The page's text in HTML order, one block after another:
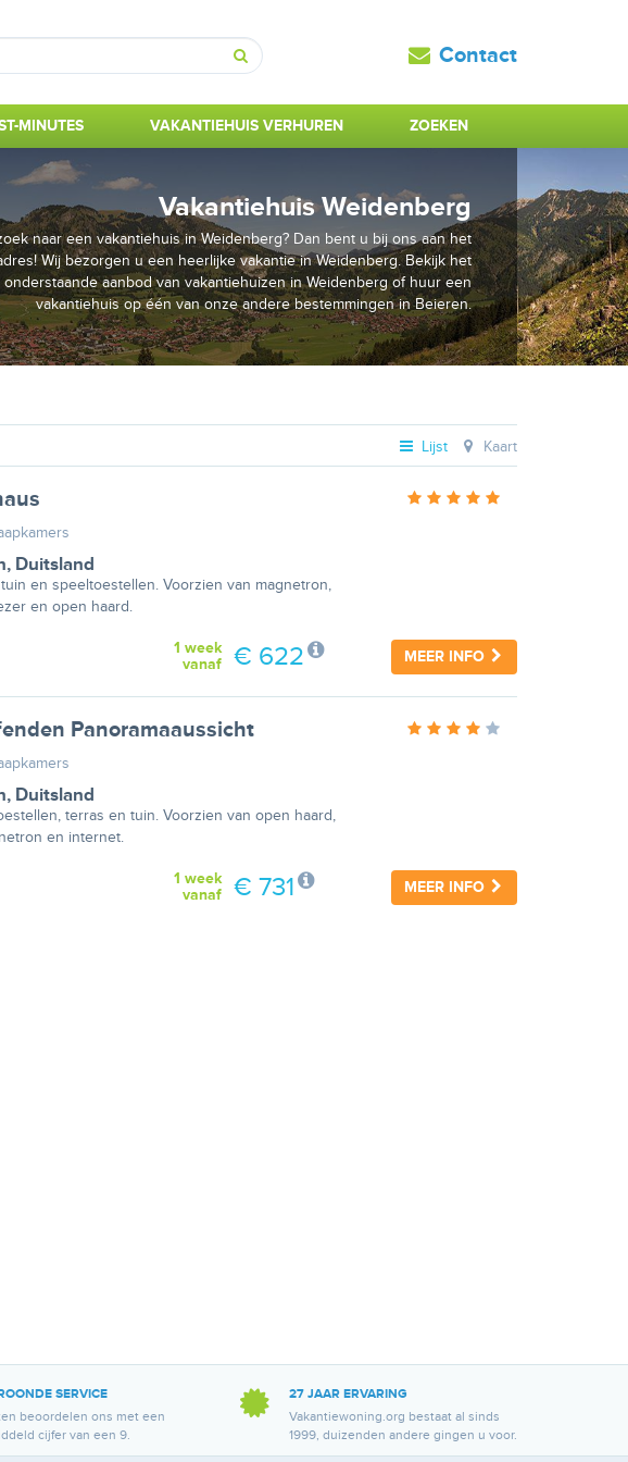
Zoeken
Contact
MINUTES VAKANTIEHUIS VERHUREN ZOEKEN
Vakantiehuis Weidenberg
naar een vakantiehuis in Weidenberg? Dan bent u bij ons aan het
Wij bezorgen u een heerlijke vakantie in Weidenberg. Bekijk het
onderstaande aanbod van vakantiehuizen in Weidenberg of huur een
vakantiehuis op één van onze andere bestemmingen in Beieren.
Lijst Kaart
, Duitsland
en speeltoestellen. Voorzien van magnetron,
en open haard.
MEER INFO
1 week
vanaf
€ 622
Panoramaaussicht
, Duitsland
terras en tuin. Voorzien van open haard,
en internet.
MEER INFO
1 week
vanaf
€ 731
SERVICE
beoordelen ons met een
cijfer van een 9.
27 JAAR ERVARING
Vakantiewoning.org bestaat al sinds
1999, duizenden andere gingen u voor.